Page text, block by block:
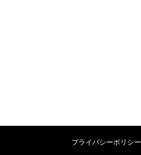
プライバシーポリシー